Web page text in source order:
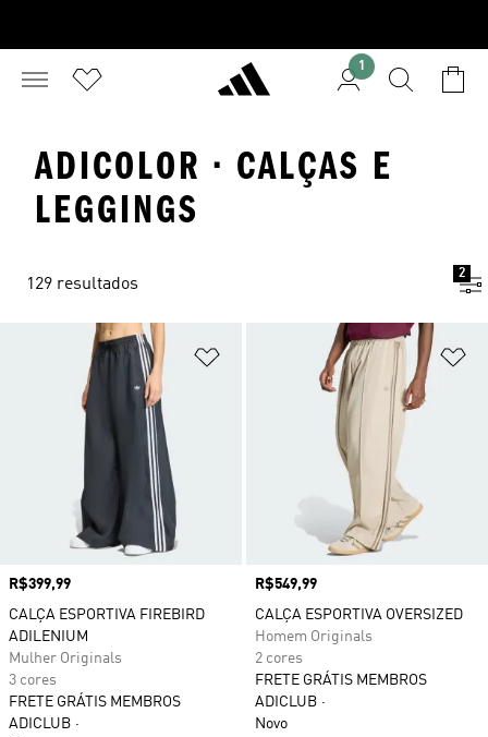
1
ADICOLOR · CALÇAS E
LEGGINGS
129 resultados
2
Adicionar à Lista de Desejos
Preço
R$399,99
CALÇA ESPORTIVA FIREBIRD
ADILENIUM
Mulher Originals
3 cores
FRETE GRÁTIS MEMBROS
ADICLUB
Preço
R$549,99
CALÇA ESPORTIVA OVERSIZED
Homem Originals
2 cores
FRETE GRÁTIS MEMBROS
ADICLUB
Novo